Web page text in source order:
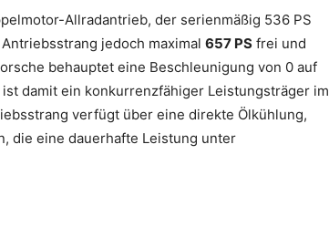
Allradantrieb, der serienmäßig 536 PS
jedoch maximal 657 PS frei und
behauptet eine Beschleunigung von 0 auf
damit ein konkurrenzfähiger Leistungsträger im
verfügt über eine direkte Ölkühlung,
die eine dauerhafte Leistung unter